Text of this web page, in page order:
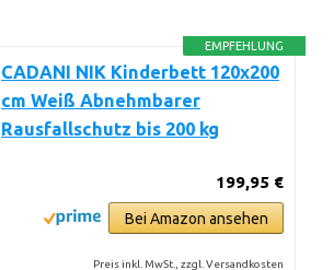
EMPFEHLUNG
CADANI NIK Kinderbett 120x200
cm Weiß Abnehmbarer
Rausfallschutz bis 200 kg
199,95 €
Bei Amazon ansehen
Preis inkl. MwSt., zzgl. Versandkosten